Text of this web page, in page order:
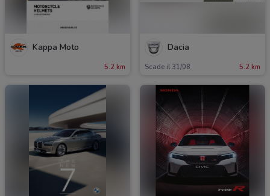
Kappa Moto
5.2 km
Dacia
Scade il 31/08 5.2 km